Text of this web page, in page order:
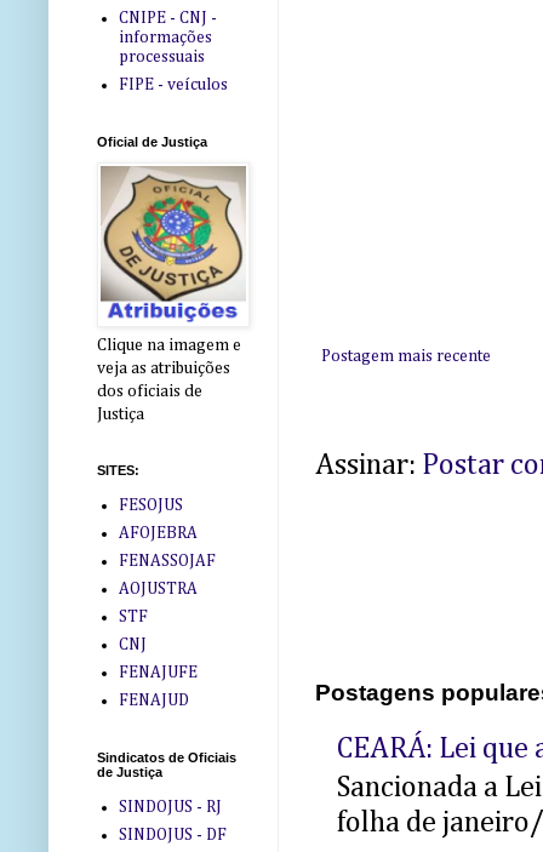
Postagem mais recente
Assinar: Postar
Postagens
CEARÁ: Lei
Sancionada a
folha de
CNIPE - CNJ -
informações
processuais
FIPE - veículos
Oficial de Justiça
Clique na imagem e
veja as atribuições
dos oficiais de
Justiça
SITES:
FESOJUS
AFOJEBRA
FENASSOJAF
AOJUSTRA
STF
CNJ
FENAJUFE
FENAJUD
Sindicatos de Oficiais
de Justiça
SINDOJUS - RJ
SINDOJUS - DF